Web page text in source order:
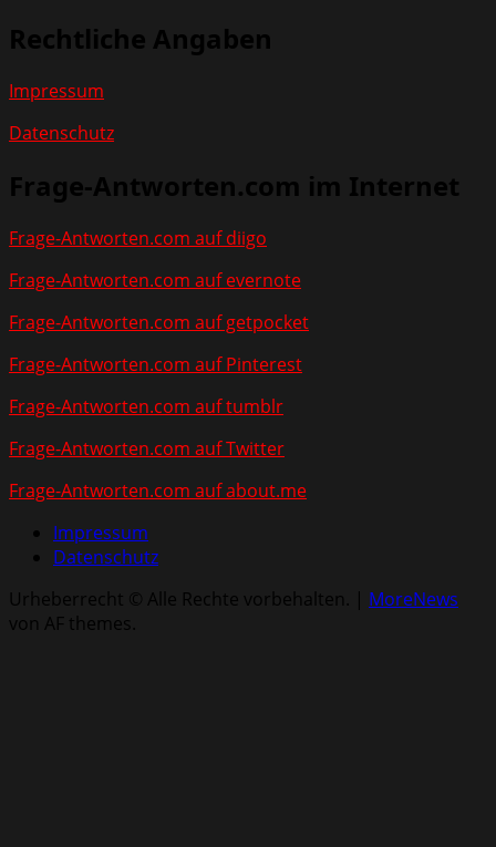
Rechtliche Angaben
Impressum
Datenschutz
Frage-Antworten.com im Internet
Frage-Antworten.com auf diigo
Frage-Antworten.com auf evernote
Frage-Antworten.com auf getpocket
Frage-Antworten.com auf Pinterest
Frage-Antworten.com auf tumblr
Frage-Antworten.com auf Twitter
Frage-Antworten.com auf about.me
Impressum
Datenschutz
Urheberrecht © Alle Rechte vorbehalten. | MoreNews
von AF themes.